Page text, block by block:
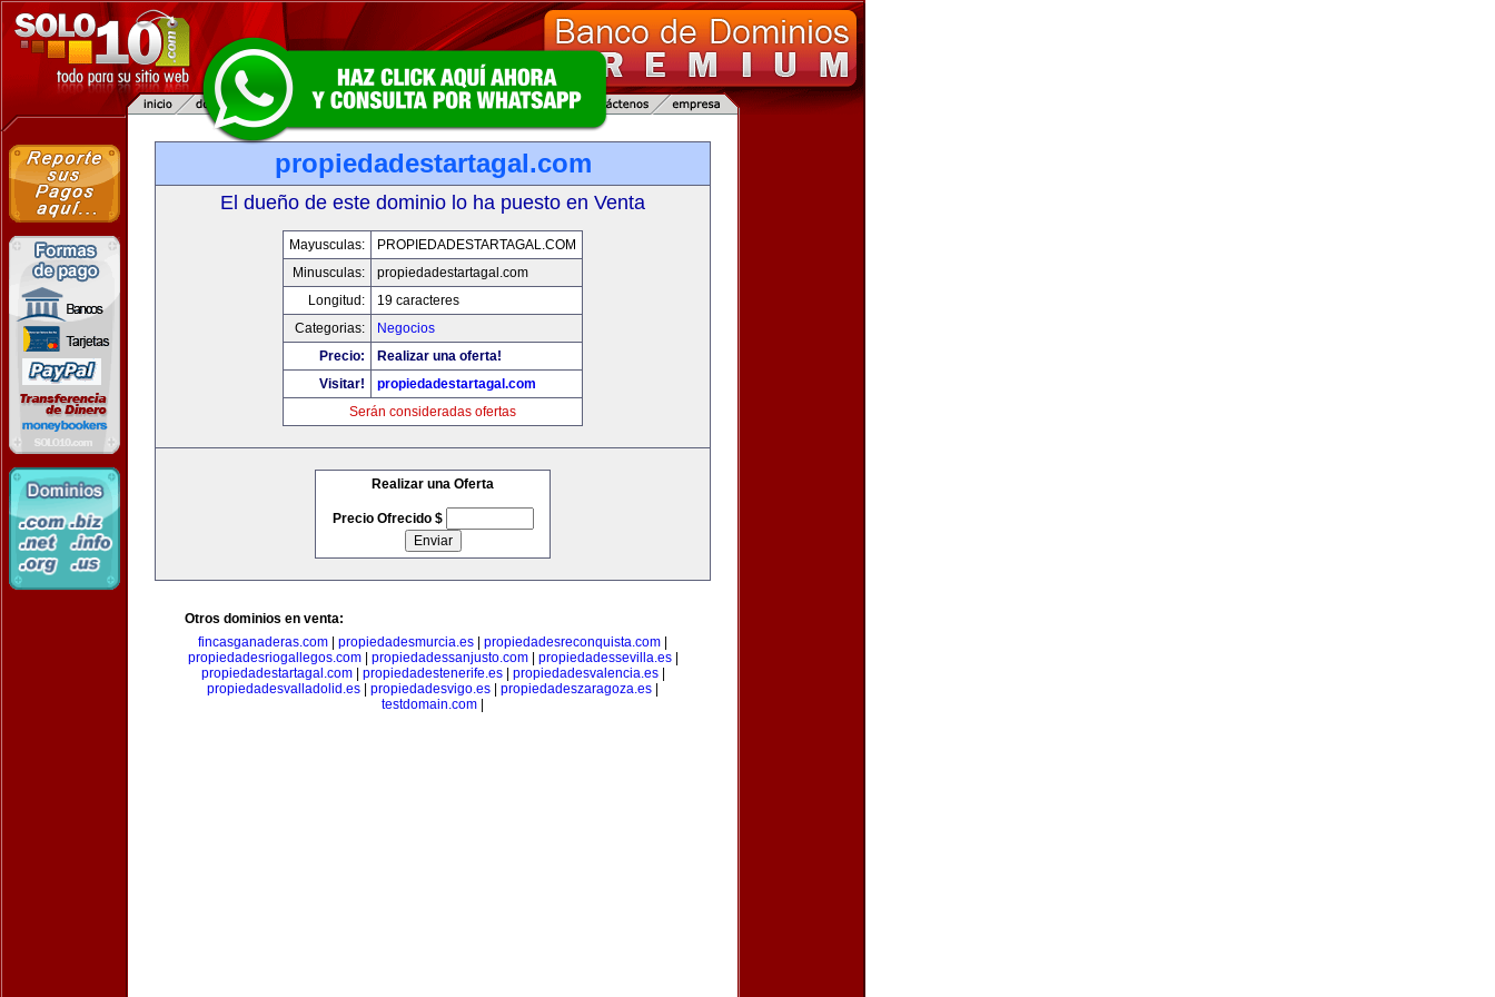
propiedadestartagal.com
El dueño de este dominio lo ha puesto en Venta
Mayusculas:
PROPIEDADESTARTAGAL.COM
Minusculas:
propiedadestartagal.com
Longitud:
19 caracteres
Categorias:
Negocios
Precio:
Realizar una oferta!
Visitar!
propiedadestartagal.com
Serán consideradas ofertas
Realizar una Oferta
Precio Ofrecido $
Otros dominios en venta:
fincasganaderas.com
propiedadesmurcia.es propiedadesreconquista.com
propiedadesriogallegos.com| propiedadessanjusto.com| propiedadessevilla.es|
propiedadestartagal.com| propiedadestenerife.es| propiedadesvalencia.es|
propiedadesvalladolid.es
propiedadesvigo.es propiedadeszaragoza.es
testdomain.com